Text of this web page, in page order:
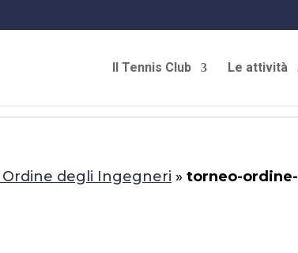
Il Tennis Club Le attività
degli Ingegneri » torneo-ordine-